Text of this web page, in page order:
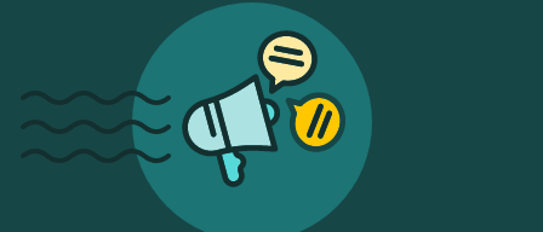
http://eknygos.lsmuni.lt/springer/446/183-
BASSIGNY, F. 1983. Manuel d’orthopédie dento-faciale.
Masson. P. 57.
LEMIEUX, Bertand. (2001). « stomion ». Dictionnaire des
termes de médecine dentaire en usage au Québec.
Beaupré, Québec.